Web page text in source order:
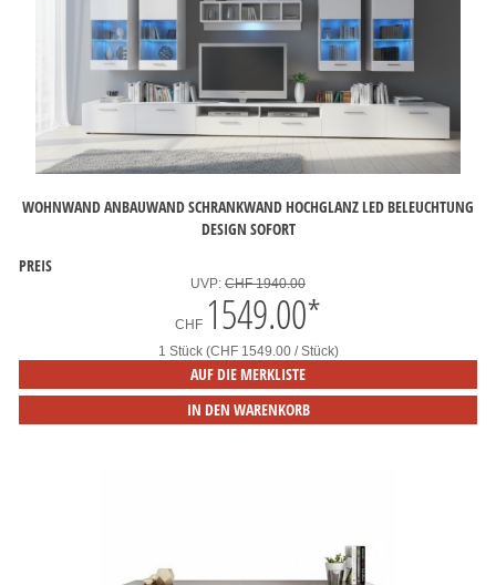
WOHNWAND ANBAUWAND SCHRANKWAND HOCHGLANZ LED BELEUCHTUNG
DESIGN SOFORT
PREIS
UVP: CHF 1940.00
CHF 1549.00*
1 Stück (CHF 1549.00 / Stück)
AUF DIE MERKLISTE
IN DEN WARENKORB